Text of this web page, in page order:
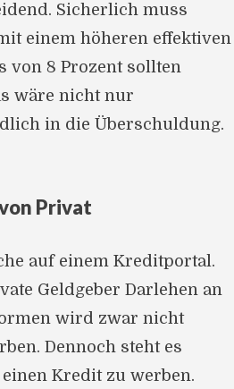
Sicherlich muss
einem höheren effektiven
von 8 Prozent sollten
wäre nicht nur
in die Überschuldung.
Privat
auf einem Kreditportal.
Geldgeber Darlehen an
wird zwar nicht
Dennoch steht es
Kredit zu werben.